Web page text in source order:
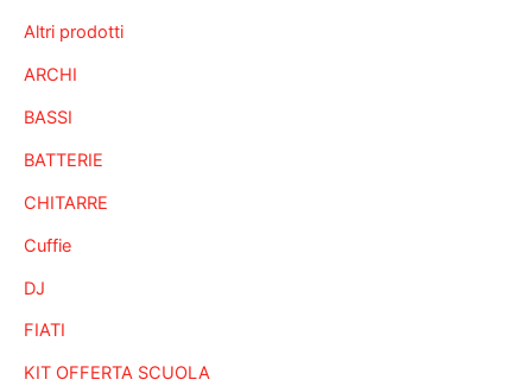
Altri prodotti
ARCHI
BASSI
BATTERIE
CHITARRE
Cuffie
DJ
FIATI
KIT OFFERTA SCUOLA